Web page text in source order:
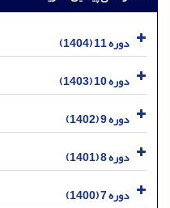
دوره 11 (1404)
دوره 10 (1403)
دوره 9 (1402)
دوره 8 (1401)
دوره 7 (1400)